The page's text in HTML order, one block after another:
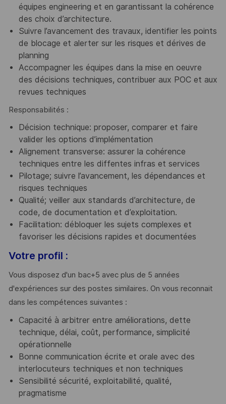
équipes engineering et en garantissant la cohérence
des choix d’architecture.
Suivre l’avancement des travaux, identifier les points
de blocage et alerter sur les risques et dérives de
planning
Accompagner les équipes dans la mise en oeuvre
des décisions techniques, contribuer aux POC et aux
revues techniques
Responsabilités :
Décision technique: proposer, comparer et faire
valider les options d’implémentation
Alignement transverse: assurer la cohérence
techniques entre les diffentes infras et services
Pilotage; suivre l’avancement, les dépendances et
risques techniques
Qualité; veiller aux standards d’architecture, de
code, de documentation et d’exploitation.
Facilitation: débloquer les sujets complexes et
favoriser les décisions rapides et documentées
Votre profil :
Vous disposez d'un bac+5 avec plus de 5 années
d'expériences sur des postes similaires. On vous reconnait
dans les compétences suivantes :
Capacité à arbitrer entre améliorations, dette
technique, délai, coût, performance, simplicité
opérationnelle
Bonne communication écrite et orale avec des
interlocuteurs techniques et non techniques
Sensibilité sécurité, exploitabilité, qualité,
pragmatisme